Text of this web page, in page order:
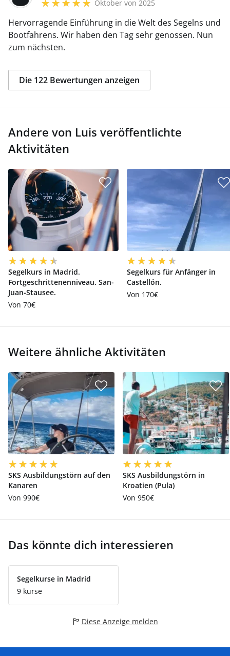
Oktober von 2025
Hervorragende Einführung in die Welt des Segelns und
Bootfahrens. Wir haben den Tag sehr genossen. Nun
zum nächsten.
Die 122 Bewertungen anzeigen
Andere von Luis veröffentlichte
Aktivitäten
Segelkurs in Madrid.
Fortgeschrittenenniveau. San-
Juan-Stausee.
Von 70€
Segelkurs für Anfänger in
Castellón.
Von 170€
Weitere ähnliche Aktivitäten
SKS Ausbildungstörn auf den
Kanaren
Von 990€
SKS Ausbildungstörn in
Kroatien (Pula)
Von 950€
Das könnte dich interessieren
Segelkurse in Madrid
9 kurse
Diese Anzeige melden